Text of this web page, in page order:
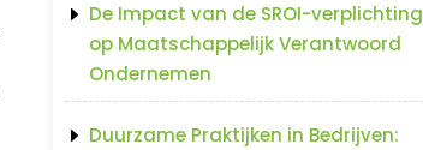
De Impact van de SROI-verplichting
op Maatschappelijk Verantwoord
Ondernemen
Duurzame Praktijken in Bedrijven: